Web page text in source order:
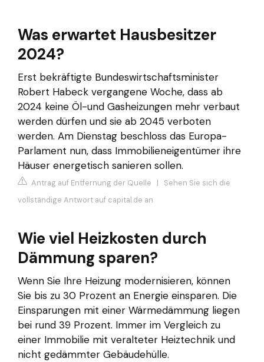
Was erwartet Hausbesitzer
2024?
Erst bekräftigte Bundeswirtschaftsminister
Robert Habeck vergangene Woche, dass ab
2024 keine Öl-und Gasheizungen mehr verbaut
werden dürfen und sie ab 2045 verboten
werden. Am Dienstag beschloss das Europa-
Parlament nun, dass Immobilieneigentümer ihre
Häuser energetisch sanieren sollen.
Antrag auf Entfernung der Quelle | Sehen Sie sich die
vollständige Antwort auf capital.de an
Wie viel Heizkosten durch
Dämmung sparen?
Wenn Sie Ihre Heizung modernisieren, können
Sie bis zu 30 Prozent an Energie einsparen. Die
Einsparungen mit einer Wärmedämmung liegen
bei rund 39 Prozent. Immer im Vergleich zu
einer Immobilie mit veralteter Heiztechnik und
nicht gedämmter Gebäudehülle.